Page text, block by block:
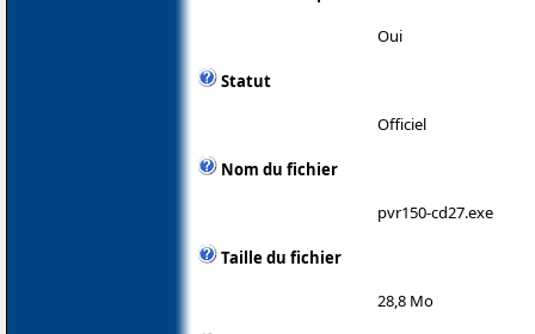
Oui
Statut
Officiel
Nom du fichier
pvr150-cd27.exe
Taille du fichier
28,8 Mo